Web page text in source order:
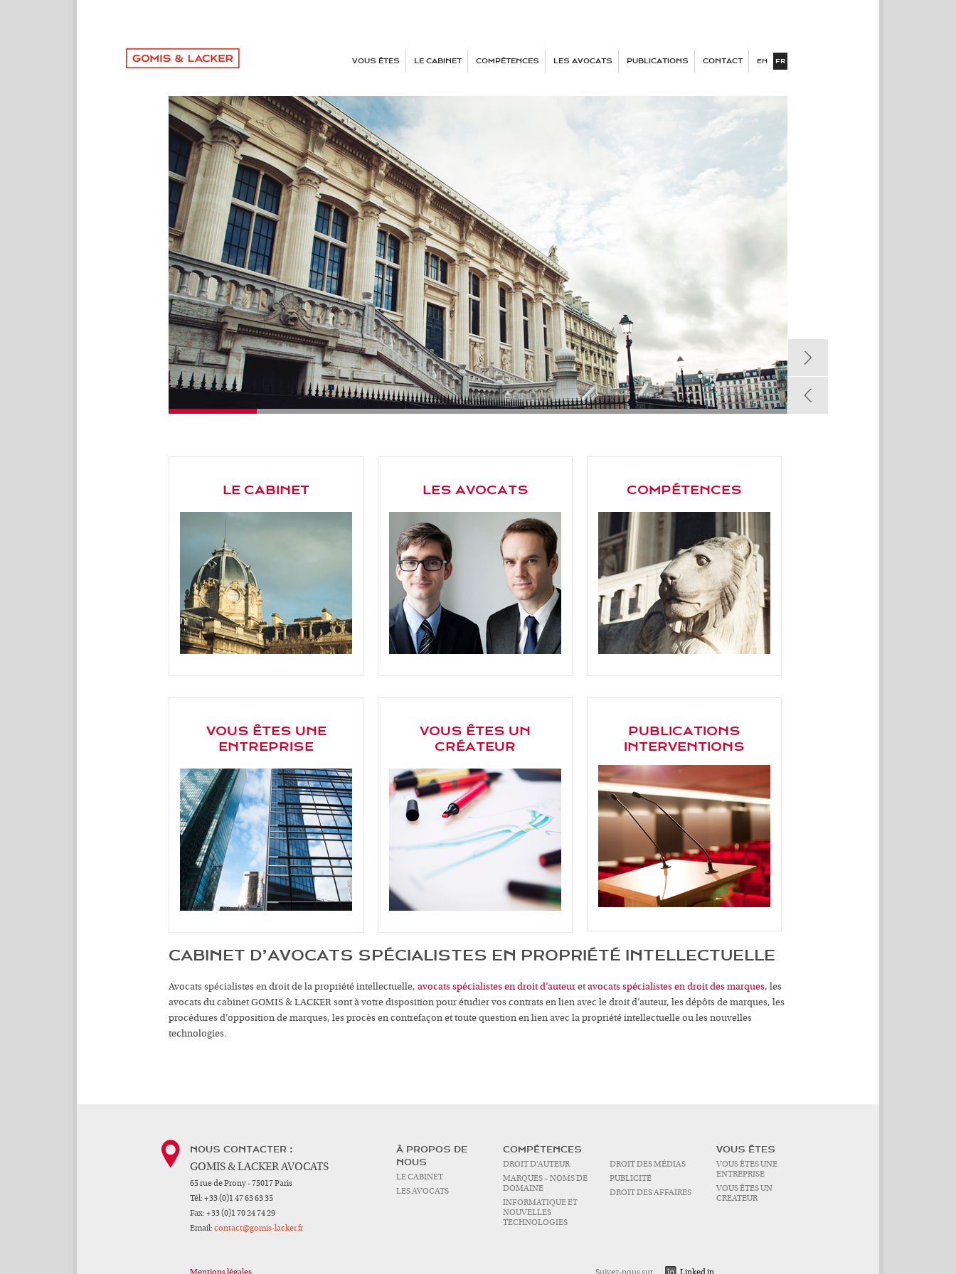
VOUS ÊTES LE CABINET COMPÉTENCES LES AVOCATS PUBLICATIONS CONTACT EN FR
LE CABINET LES AVOCATS COMPÉTENCES
VOUS ÊTES UNE
ENTREPRISE
VOUS ÊTES UN
CRÉATEUR
PUBLICATIONS
INTERVENTIONS
CABINET D’AVOCATS SPÉCIALISTES EN PROPRIÉTÉ INTELLECTUELLE
Avocats spécialistes en droit de la propriété intellectuelle, avocats spécialistes en droit d’auteuretavocats spécialistes en droit des marques, les
avocats du cabinet GOMIS & LACKER sont à votre disposition pour étudier vos contrats en lien avec le droit d’auteur, les dépôts de marques, les
procédures d’opposition de marques, les procès en contrefaçon et toute question en lien avec la propriété intellectuelle ou les nouvelles
technologies.
NOUS CONTACTER :
GOMIS & LACKER AVOCATS
65 rue de Prony - 75017 Paris
Tél: +33 (0)1 47 63 63 35
Fax: +33 (0)1 70 24 74 29
Email: contact@gomis-lacker.fr
À PROPOS DE
NOUS
LE CABINET
LES AVOCATS
COMPÉTENCES
DROIT D’AUTEUR
MARQUES – NOMS DE
DOMAINE
INFORMATIQUE ET
NOUVELLES
TECHNOLOGIES
DROIT DES MÉDIAS
PUBLICITÉ
DROIT DES AFFAIRES
VOUS ÊTES
VOUS ÊTES UNE
ENTREPRISE
VOUS ÊTES UN
CREATEUR